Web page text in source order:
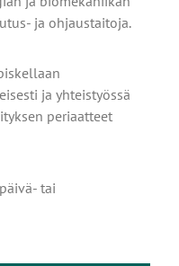
ja ohjaustaitoja.
ja yhteistyössä
periaatteet
tai